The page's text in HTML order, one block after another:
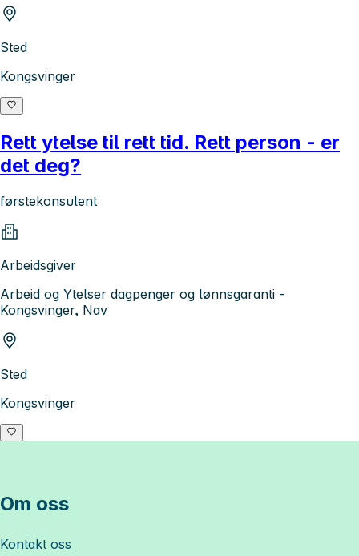
Sted
Kongsvinger
Rett ytelse til rett tid. Rett person - er
det deg?
førstekonsulent
Arbeidsgiver
Arbeid og Ytelser dagpenger og lønnsgaranti -
Kongsvinger, Nav
Sted
Kongsvinger
Om oss
Kontakt oss